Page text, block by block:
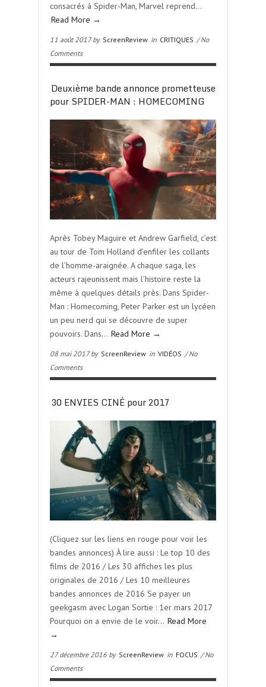
consacrés à Spider-Man, Marvel reprend…
Read More →
11 août 2017 by ScreenReview in CRITIQUES / No
Comments
Deuxième bande annonce prometteuse
pour SPIDER-MAN : HOMECOMING
Après Tobey Maguire et Andrew Garfield, c’est
au tour de Tom Holland d’enfiler les collants
de l’homme-araignée. A chaque saga, les
acteurs rajeunissent mais l’histoire reste la
même à quelques détails près. Dans Spider-
Man : Homecoming, Peter Parker est un lycéen
un peu nerd qui se découvre de super
pouvoirs. Dans… Read More →
08 mai 2017 by ScreenReview in VIDÉOS / No
Comments
30 ENVIES CINÉ pour 2017
(Cliquez sur les liens en rouge pour voir les
bandes annonces) À lire aussi : Le top 10 des
films de 2016 / Les 30 affiches les plus
originales de 2016 / Les 10 meilleures
bandes annonces de 2016 Se payer un
geekgasm avec Logan Sortie : 1er mars 2017
Pourquoi on a envie de le voir… Read More
→
27 décembre 2016 by ScreenReview in FOCUS / No
Comments